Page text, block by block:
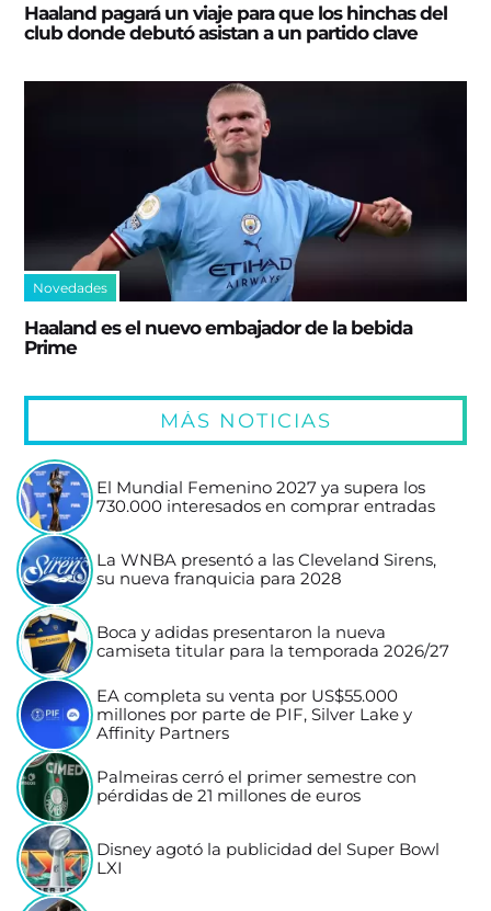
Haaland pagará un viaje para que los hinchas del
club donde debutó asistan a un partido clave
Novedades
Haaland es el nuevo embajador de la bebida
Prime
MÁS NOTICIAS
El Mundial Femenino 2027 ya supera los
730.000 interesados en comprar entradas
La WNBA presentó a las Cleveland Sirens,
su nueva franquicia para 2028
Boca y adidas presentaron la nueva
camiseta titular para la temporada 2026/27
EA completa su venta por US$55.000
millones por parte de PIF, Silver Lake y
Affinity Partners
Palmeiras cerró el primer semestre con
pérdidas de 21 millones de euros
Disney agotó la publicidad del Super Bowl
LXI